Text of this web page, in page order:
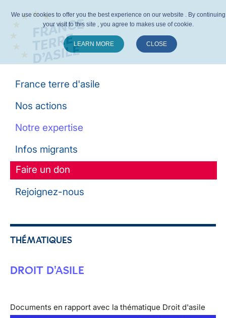
France terre d'asile
Nos actions
Notre expertise
Infos migrants
Faire un don
Rejoignez-nous
THÉMATIQUES
DROIT D'ASILE
Documents en rapport avec la thématique Droit d'asile
We use cookies to offer you the best experience on our website . By continuing
your visit to this site , you agree to makes use of cookie.
LEARN MORE CLOSE